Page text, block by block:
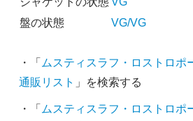
盤の状態
VG/VG
・「 ムスティスラフ・ロストロポ
通販リスト 」を検索する
・「 ムスティスラフ・ロストロポ